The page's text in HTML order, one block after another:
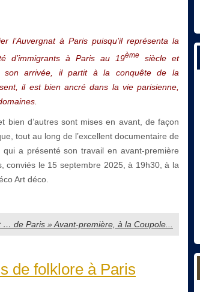
l’Auvergnat à Paris puisqu’il représenta la
d’immigrants à Paris au 19ème
siècle et
son arrivée, il partit à la conquête de la
il est bien ancré dans la vie parisienne,
bien d’autres sont mises en avant, de façon
tout au long de l’excellent documentaire de
a présenté son travail en avant-première
conviés le 15 septembre 2025, à 19h30, à la
Art déco.
de Paris » Avant-première, à la Coupole...
de folklore à Paris